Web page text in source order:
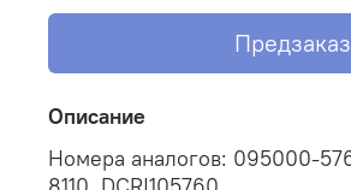
Предзаказ
Описание
Номера аналогов: 095000-